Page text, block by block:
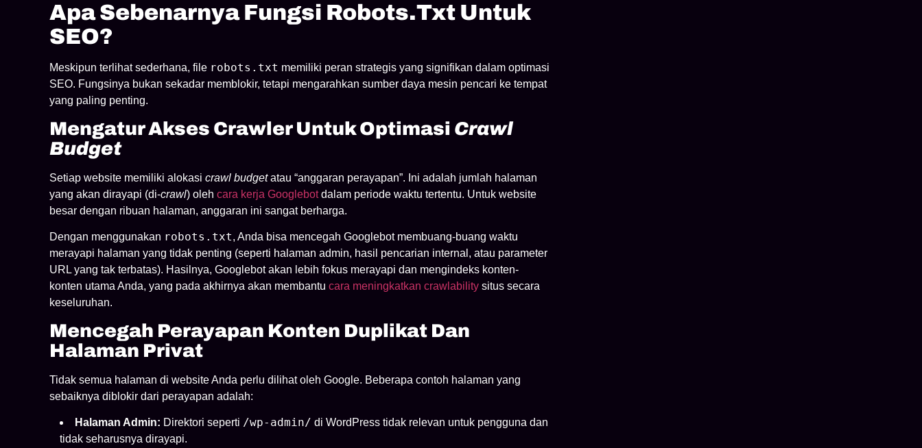
Apa Sebenarnya Fungsi Robots.txt Untuk
SEO?
Meskipun terlihat sederhana, file robots.txt memiliki peran strategis yang signifikan dalam optimasi
SEO. Fungsinya bukan sekadar memblokir, tetapi mengarahkan sumber daya mesin pencari ke tempat
yang paling penting.
Mengatur Akses Crawler Untuk Optimasi Crawl
Budget
Setiap website memiliki alokasi crawl budgetatau “anggaran perayapan”. Ini adalah jumlah halaman
yang akan dirayapi (di-crawl) oleh cara kerja Googlebotdalam periode waktu tertentu. Untuk website
besar dengan ribuan halaman, anggaran ini sangat berharga.
Dengan menggunakan robots.txt, Anda bisa mencegah Googlebot membuang-buang waktu
merayapi halaman yang tidak penting (seperti halaman admin, hasil pencarian internal, atau parameter
URL yang tak terbatas). Hasilnya, Googlebot akan lebih fokus merayapi dan mengindeks konten-
konten utama Anda, yang pada akhirnya akan membantu cara meningkatkan crawlability situs secara
keseluruhan.
Mencegah Perayapan Konten Duplikat Dan
Halaman Privat
Tidak semua halaman di website Anda perlu dilihat oleh Google. Beberapa contoh halaman yang
sebaiknya diblokir dari perayapan adalah:
Halaman Admin: Direktori seperti /wp-admin/ di WordPress tidak relevan untuk pengguna dan
tidak seharusnya dirayapi.